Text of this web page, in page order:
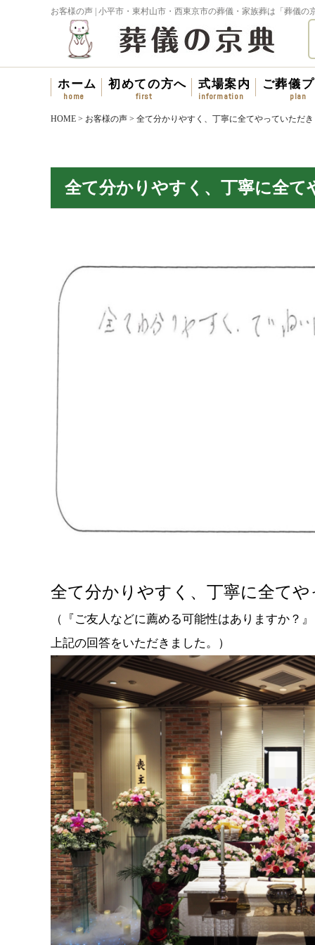
お客様の声 | 小平市・東村山市・西東京市の葬儀・家族葬は「葬儀の
ホーム 初めての方へ 式場案内 ご葬儀
HOME > お客様の声 > 全て分かりやすく、丁寧に全てやっていただ
全て分かりやすく、丁寧に全
全て分かりやすく、丁寧に全て
（『ご友人などに薦める可能性はありますか？
上記の回答をいただきました。）